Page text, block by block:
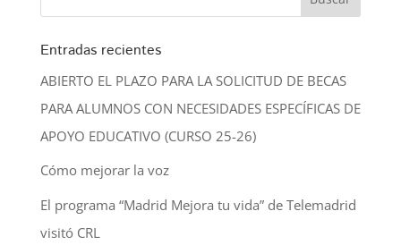
Entradas recientes
ABIERTO EL PLAZO PARA LA SOLICITUD DE BECAS
PARA ALUMNOS CON NECESIDADES ESPECÍFICAS DE
APOYO EDUCATIVO (CURSO 25-26)
Cómo mejorar la voz
El programa “Madrid Mejora tu vida” de Telemadrid
visitó CRL